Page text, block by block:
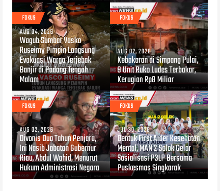
FOKUS
AUG 04, 2026
Wagub Sumbar Vasko
Ruseimy Pimpin Langsung
Evakuasi Warga Terjebak
Banjir di Padang Tengah
Malam
FOKUS
AUG 02, 2026
Kebakaran di Simpang Pulai,
9 Unit Ruko Ludes Terbakar,
Kerugian Rp8 Miliar
FOKUS
AUG 02, 2026
Divonis Dua Tahun Penjara,
Ini Nasib Jabatan Gubernur
Riau, Abdul Wahid, Menurut
Hukum Administrasi Negara
FOKUS
JUL 30, 2026
Bentuk First Aider Kesehatan
Mental, MAN 2 Solok Gelar
Sosialisasi P3LP Bersama
Puskesmas Singkarak